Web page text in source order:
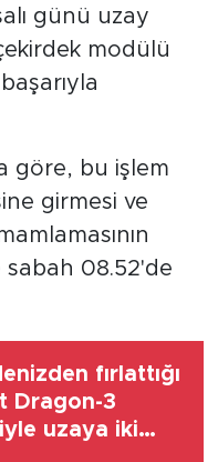
günü uzay
modülü
göre, bu işlem
girmesi ve
sabah 08.52'de
fırlattığı
Dragon-3
uzaya iki